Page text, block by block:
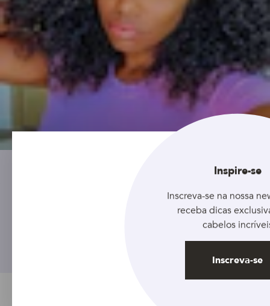
Condicionador para cabelos cacheados: como
Inspire-se
Inscreva-se na nossa
receba dicas
cabelos
Inscreva-se